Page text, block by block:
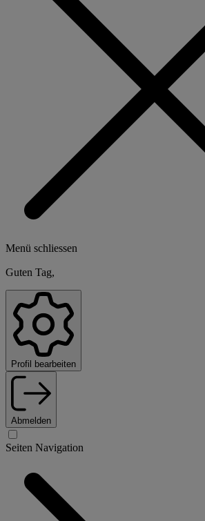
Menü schliessen
Guten Tag,
Profil bearbeiten
Abmelden
Seiten Navigation